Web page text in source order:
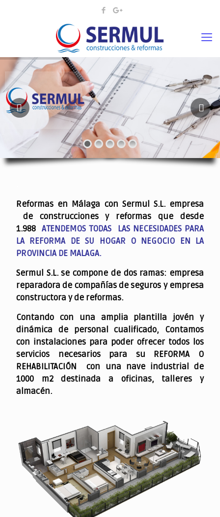
¡¡DAMOS VIDA A SUS
Reformas en Málaga con Sermul S.L. empresa
de construcciones y reformas que desde
1.988ATENDEMOS TODAS LAS NECESIDADES PARA
LA REFORMA DE SU HOGAR O NEGOCIO EN LA
PROVINCIA DE MALAGA.
Sermul S.L. se compone de dos ramas: empresa
reparadora de compañías de seguros y empresa
constructora y de reformas.
Contando con una amplia plantilla jovén y
dinámica de personal cualificado, Contamos
con instalaciones para poder ofrecer todos los
servicios necesarios para su REFORMA O
REHABILITACIÓN con una nave industrial de
1000 m2 destinada a oficinas, talleres y
almacén.